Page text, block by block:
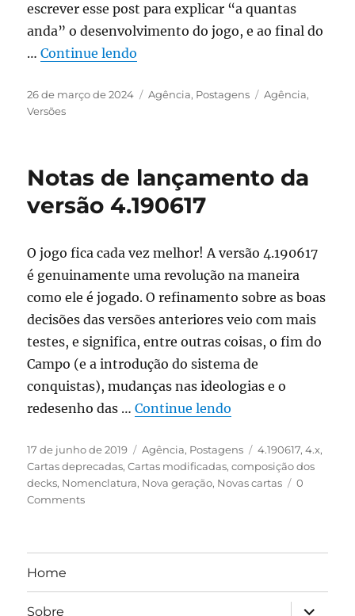
escrever esse post para explicar “a quantas
anda” o desenvolvimento do jogo, e ao final do
…Continue lendo
Publicado
em
26 de março de 2024 Categorias
Agência, Postagens Tags
Agência,
Versões
Notas de lançamento da
versão 4.190617
O jogo fica cada vez melhor! A versão 4.190617
é genuinamente uma revolução na maneira
como ele é jogado. O refinamento sobre as boas
decisões das versões anteriores veio com mais
testes, e significa, entre outras coisas, o fim do
Campo (e a introdução do sistema de
conquistas), mudanças nas ideologias e o
redesenho das …Continue lendo
Publicado
em
17 de junho de 2019 Categorias
Agência, Postagens Tags
4.190617,4.x,
Cartas deprecadas,Cartas modificadas,composição dos
decks, Nomenclatura, Nova geração, Novas cartas
0
Comments
Home
Sobre
expandir